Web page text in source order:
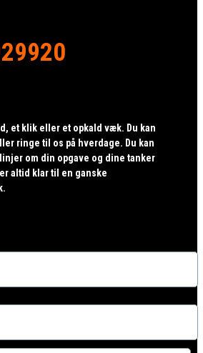
et klik eller et opkald væk. Du kan
ringe til os på hverdage. Du kan
om din opgave og dine tanker
altid klar til en ganske